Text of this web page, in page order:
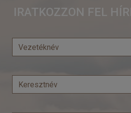
IRATKOZZON FEL